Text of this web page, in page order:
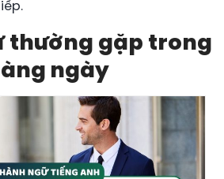
thường gặp trong
ngày